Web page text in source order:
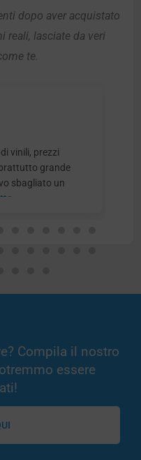
dopo aver acquistato
reali, lasciate da veri
te.
vinili, prezzi
grande
sbagliato un
Compila il nostro
essere